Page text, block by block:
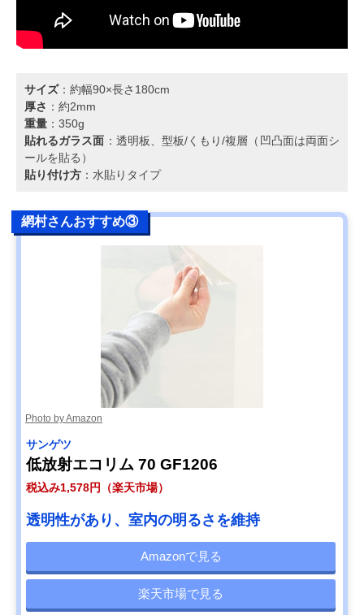
サイズ：約幅90×長さ180cm
厚さ ：約2mm
重量 ：350g
貼れるガラス面 ：透明板、型板/くもり/複層（凹凸面は両面シ
ールを貼る）
貼り付け方 ：水貼りタイプ
網村さんおすすめ③
Photo by Amazon
サンゲツ
低放射エコリム 70 GF1206
税込み1,578円（楽天市場）
透明性があり、室内の明るさを維持
Amazonで見る
楽天市場で見る